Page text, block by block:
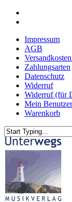
Skip
contentImpressum
AGB
Zahlungsarten
Datenschutz
Widerruf
Widerruf (für
Mein
Warenkorb
Close
Search